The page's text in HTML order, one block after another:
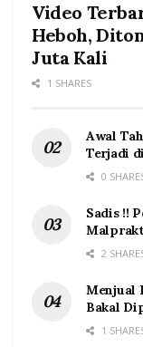
Video
Heboh,
Juta Kali
1 SHARES
Awal
Terjadi
0
Sadis !!
2
Menjual
Bakal
1